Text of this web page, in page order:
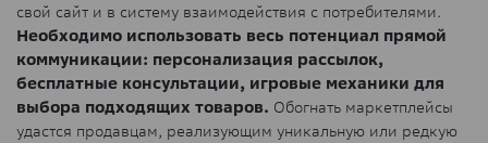
свой сайт и в систему взаимодействия с потребителями.
Необходимо использовать весь потенциал прямой
коммуникации: персонализация рассылок,
бесплатные консультации, игровые механики для
выбора подходящих товаров. Обогнать маркетплейсы
удастся продавцам, реализующим уникальную или редкую